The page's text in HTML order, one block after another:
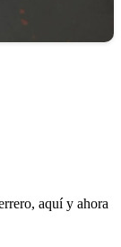
aquí y ahora